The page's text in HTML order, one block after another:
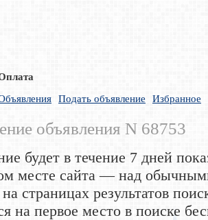
Подать объявление Избранное
объявления N 68753
будет в течение 7 дней
месте сайта — над
страницах результатов
на первое место в поиске